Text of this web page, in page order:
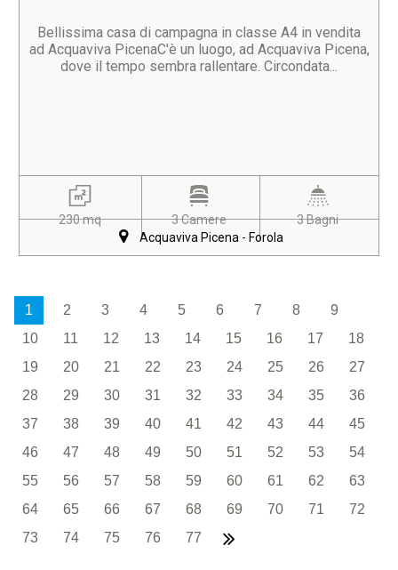
Bellissima casa di campagna in classe A4 in vendita
ad Acquaviva PicenaC'è un luogo, ad Acquaviva Picena,
dove il tempo sembra rallentare. Circondata...
230 mq 3 Camere
3 Bagni
Acquaviva Picena - Forola
1 2 3 4 5 6 7 8
9
10
11 12 13 14 15 16 17
18
19
20 21 22 23 24 25 26
27
28
29 30 31 32 33 34 35
36
37
38 39 40 41 42 43 44
45
46
47 48 49 50 51 52 53
54
55
56 57 58 59 60 61 62
63
64
65 66 67 68 69 70 71
72
73
74 75 76 77